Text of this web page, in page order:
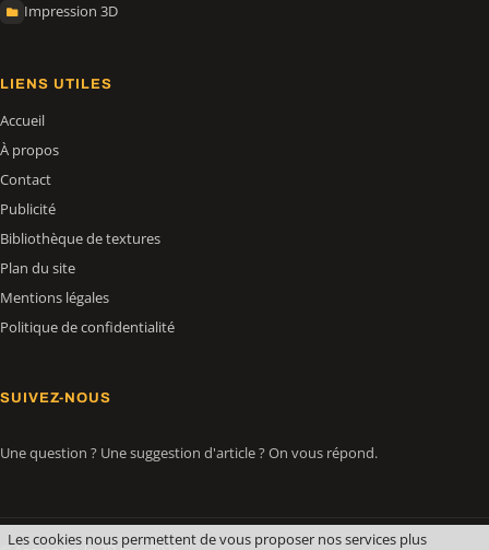
Impression 3D
LIENS UTILES
Accueil
À propos
Contact
Publicité
Bibliothèque de textures
Plan du site
Mentions légales
Politique de confidentialité
SUIVEZ-NOUS
Une question ? Une suggestion d'article ? On vous répond.
Les cookies nous permettent de vous proposer nos services plus